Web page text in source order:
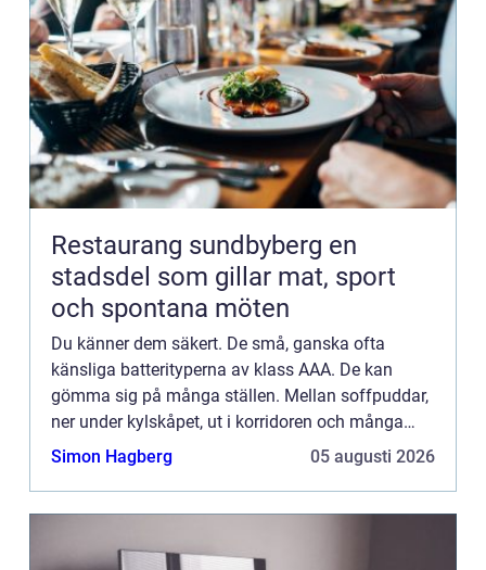
Restaurang sundbyberg en
stadsdel som gillar mat, sport
och spontana möten
Du känner dem säkert. De små, ganska ofta
känsliga batterityperna av klass AAA. De kan
gömma sig på många ställen. Mellan soffpuddar,
ner under kylskåpet, ut i korridoren och många
andra stä...
Simon Hagberg 05 augusti 2026